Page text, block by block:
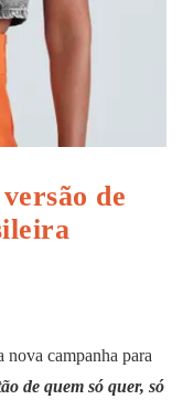
de
nova campanha para
de quem só quer, só